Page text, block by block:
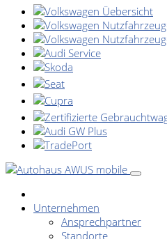
Unternehmen
Ansprechpartner
Standorte